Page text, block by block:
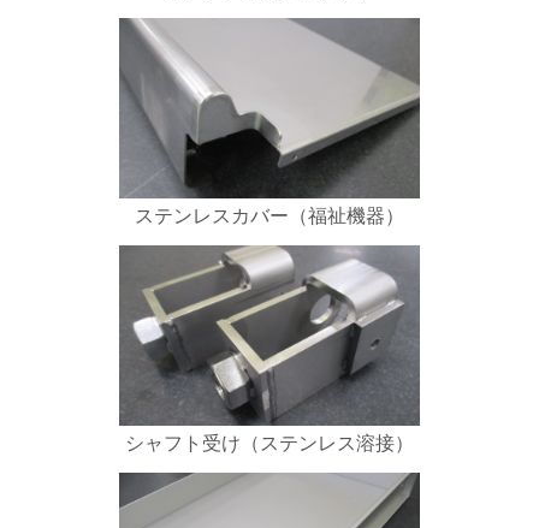
ステンレスカバー（福祉機器）
シャフト受け（ステンレス溶接）